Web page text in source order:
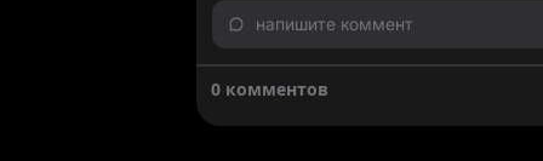
напишите коммент
0 комментов